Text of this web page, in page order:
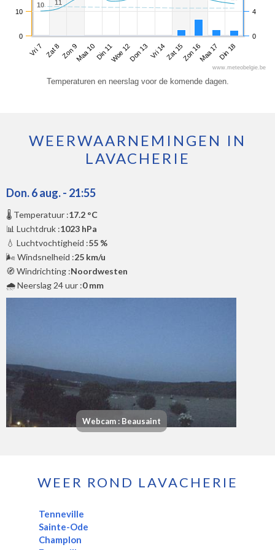
10
10 11
11
Vri 7 Zat 8Zon 9Maa 10Din 11Woe 12Don 13Vri 14Zat 15Zon 16Maa 17Din 18
0
10
0
4
www.meteobelgie.be
Temperaturen en neerslag voor de komende dagen.
WEERWAARNEMINGEN IN
LAVACHERIE
Don. 6 aug. - 21:55
🌡️ Temperatuur :17.2 °C
📊 Luchtdruk :1023 hPa
💧 Luchtvochtigheid :55 %
🌬️ Windsnelheid :25 km/u
🧭 Windrichting :Noordwesten
🌧️ Neerslag 24 uur :0 mm
Webcam : Beausaint
WEER ROND LAVACHERIE
Tenneville
Sainte-Ode
Champlon